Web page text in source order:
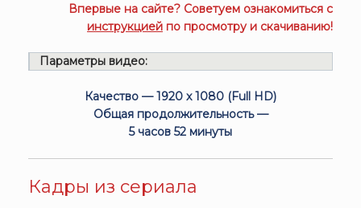
Впервые на сайте? Советуем ознакомиться с
инструкцией по просмотру и скачиванию!
Параметры видео:
Качество — 1920 x 1080 (Full HD)
Общая продолжительность —
5 часов 52 минуты
Кадры из сериала